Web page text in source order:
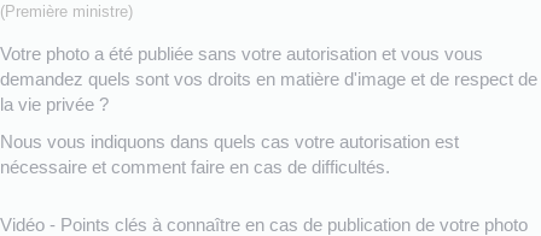
(Première ministre)
Votre photo a été publiée sans votre autorisation et vous vous
demandez quels sont vos droits en matière d'image et de respect de
la vie privée ?
Nous vous indiquons dans quels cas votre autorisation est
nécessaire et comment faire en cas de difficultés.
Vidéo - Points clés à connaître en cas de publication de votre photo